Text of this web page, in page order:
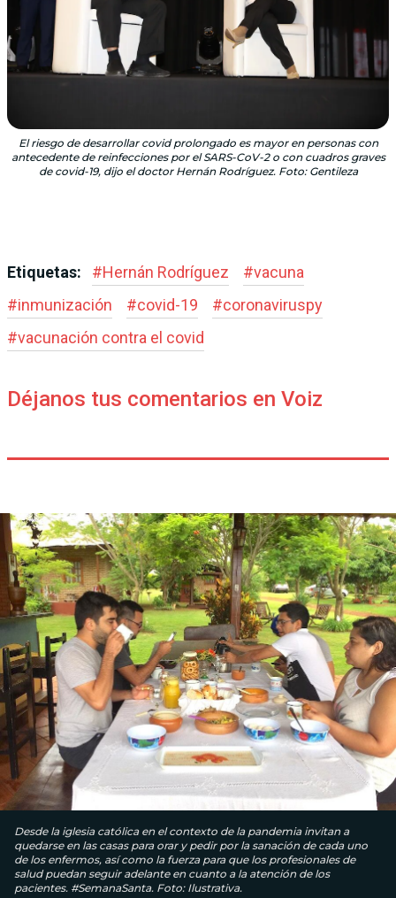
El riesgo de desarrollar covid prolongado es mayor en personas con
antecedente de reinfecciones por el SARS-CoV-2 o con cuadros graves
de covid-19, dijo el doctor Hernán Rodríguez. Foto: Gentileza
Etiquetas: #Hernán Rodríguez #vacuna
#inmunización #covid-19 #coronaviruspy
#vacunación contra el covid
Déjanos tus comentarios en Voiz
Desde la iglesia católica en el contexto de la pandemia invitan a
quedarse en las casas para orar y pedir por la sanación de cada uno
de los enfermos, así como la fuerza para que los profesionales de
salud puedan seguir adelante en cuanto a la atención de los
pacientes. #SemanaSanta. Foto: Ilustrativa.